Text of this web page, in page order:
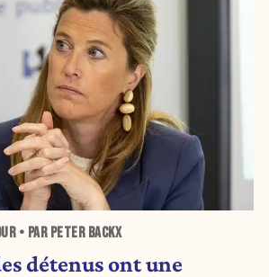
• PAR PETER BACKX
détenus ont une